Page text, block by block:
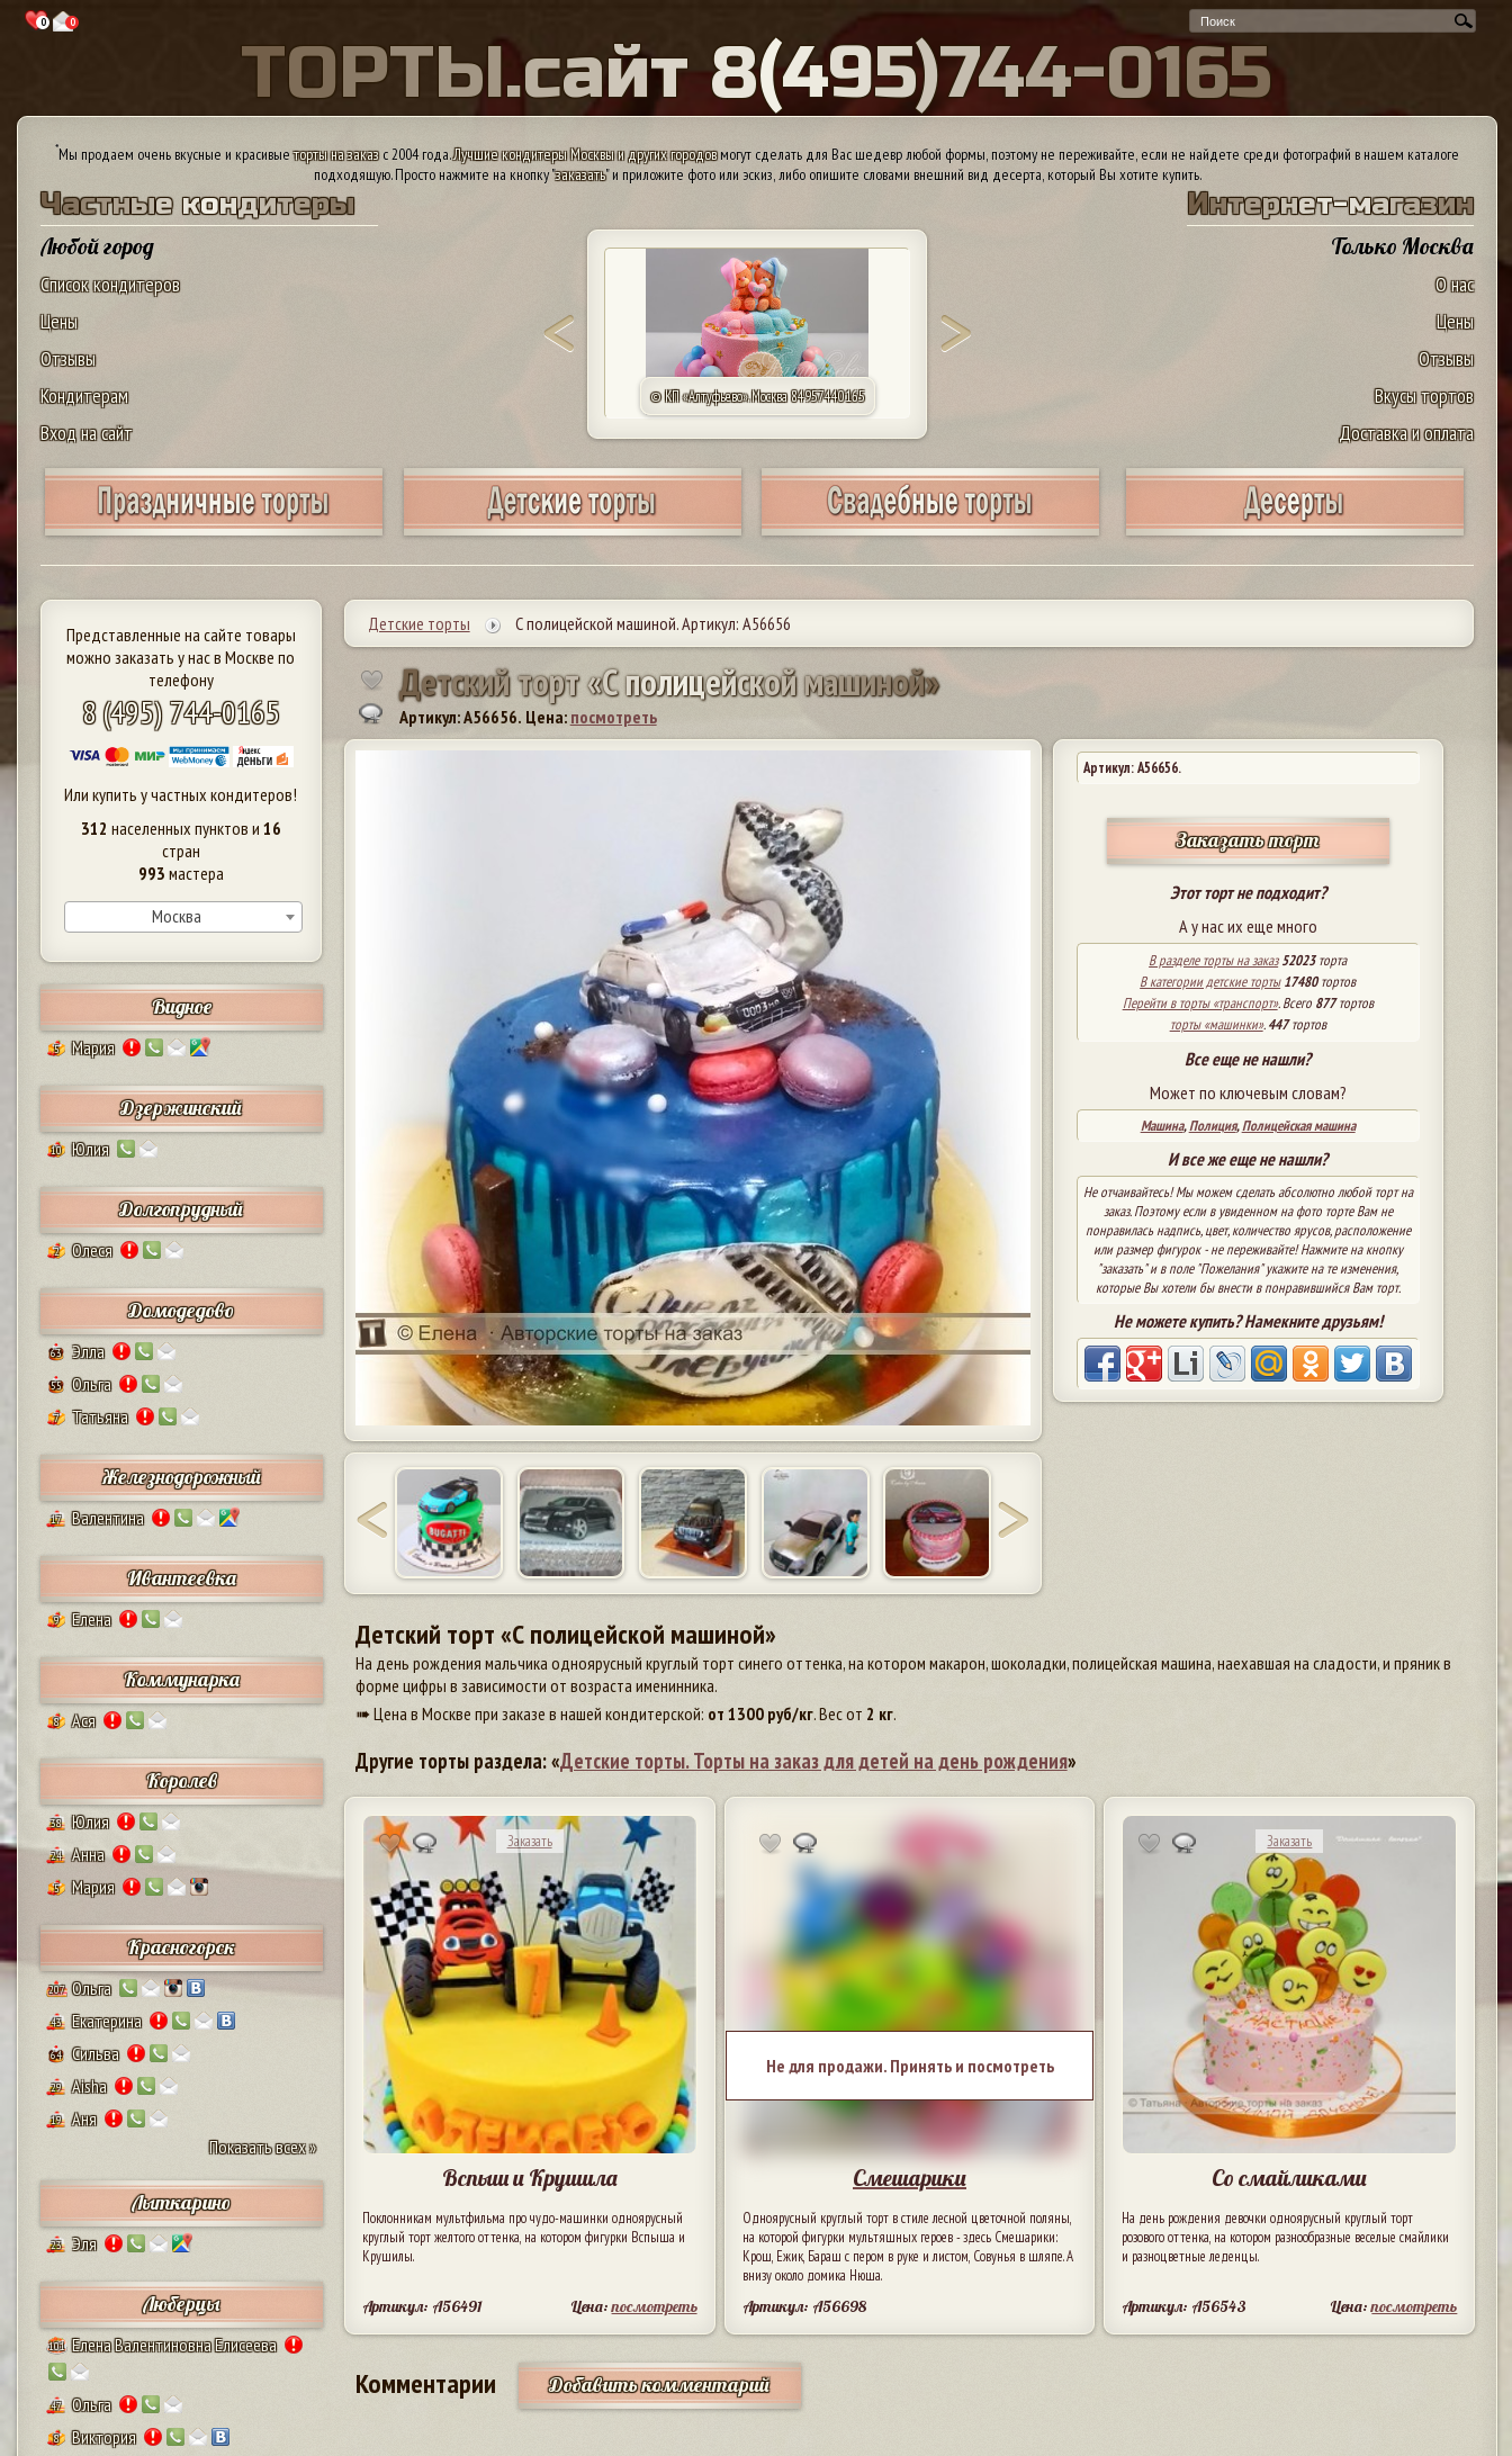
0 0
ТОРТЫ.сайт 8(495)744-0165
*Мы продаем очень вкусные и красивыеторты на заказс 2004 года.Лучшие кондитеры Москвы и других городовмогут сделать для Вас шедевр любой формы, поэтому не переживайте, если не найдете среди фотографий в нашем каталоге
подходящую. Просто нажмите на кнопку "заказать" и приложите фото или эскиз, либо опишите словами внешний вид десерта, который Вы хотите купить.
Частные кондитеры
Любой город
Список кондитеров
Цены
Отзывы
Кондитерам
Вход на сайт
Интернет-магазин
Только Москва
О нас
Цены
Отзывы
Вкусы тортов
Доставка и оплата
© Подольникова Марина. Омск
Представленные на сайте товары
можно заказать у нас в Москве по
телефону
8 (495) 744-0165
Или купить у частных кондитеров!
312 населенных пунктов и 16
стран
993 мастера
Москва
Видное
5 Мария
Дзержинский
10 Юлия
Долгопрудный
2 Олеся
Домодедово
63 Элла
55 Ольга
7 Татьяна
Железнодорожный
17 Валентина
Ивантеевка
9 Елена
Коммунарка
8 Ася
Королев
38 Юлия
24 Анна
5 Мария
Красногорск
207 Ольга
43 Екатерина
64 Сильва
29 Aisha
19
Аня
Показать всех »
Лыткарино
23 Эля
Люберцы
101 Елена Валентиновна Елисеева
47 Ольга
8 Виктория
Детские торты С полицейской машиной. Артикул: А56656
Детскийторт«Сполицейскоймашиной»
Артикул: A56656. Цена: посмотреть
Артикул: A56656.
Заказать торт
Этот торт не подходит?
А у нас их еще много
В разделе торты на заказ 52023торта
В категории детские торты 17480тортов
Перейти в торты «транспорт». Всего 877тортов
торты «машинки».447тортов
Все еще не нашли?
Может по ключевым словам?
Машина,Полиция,Полицейская машина
И все же еще не нашли?
Не отчаивайтесь! Мы можем сделать абсолютно любой торт на
заказ. Поэтому если в увиденном на фото торте Вам не
понравилась надпись, цвет, количество ярусов, расположение
или размер фигурок - не переживайте! Нажмите на кнопку
"заказать" и в поле "Пожелания" укажите на те изменения,
которые Вы хотели бы внести в понравившийся Вам торт.
Не можете купить? Намекните друзьям!
Детский торт «С полицейской машиной»
На день рождения мальчика одноярусный круглый торт синего оттенка, на котором макарон, шоколадки, полицейская машина, наехавшая на сладости, и пряник в
форме цифры в зависимости от возраста именинника.
➠ Цена в Москве при заказе в нашей кондитерской: от 1300руб/кг. Вес от 2 кг.
Другие торты раздела: «Детские торты. Торты на заказ для детей на день рождения»
Заказать
Вспыш и Крушила
Поклонникам мультфильма про чудо-машинки одноярусный
круглый торт желтого оттенка, на котором фигурки Вспыша и
Крушилы.
Артикул: A56491 Цена:посмотреть
Не для продажи. Принять и посмотреть
Смешарики
Одноярусный круглый торт в стиле лесной цветочной поляны,
на которой фигурки мультяшных героев - здесь Смешарики:
Крош, Ежик, Бараш с пером в руке и листом, Совунья в шляпе. А
внизу около домика Нюша.
Артикул: A56698
Заказать
Со смайликами
На день рождения девочки одноярусный круглый торт
розового оттенка, на котором разнообразные веселые смайлики
и разноцветные леденцы.
Артикул: A56543 Цена:посмотреть
Комментарии Добавить комментарий